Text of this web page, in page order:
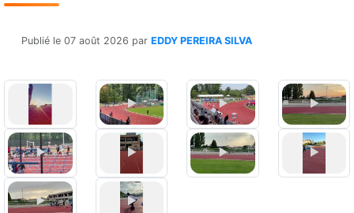
Publié le 07 août 2026 par EDDY PEREIRA SILVA